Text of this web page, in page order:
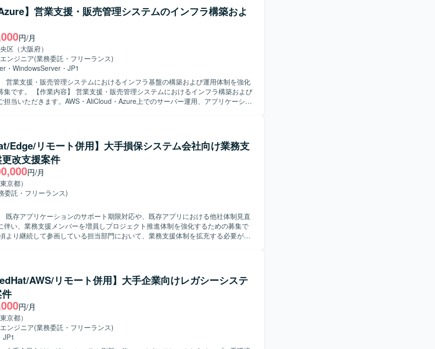
設計書の改変、実装、検証支援も担当します。 【求める人物像】 顧客との
ションを取りながら主体的に推進出来る方を求めています。要件整理から設計、
して関わることができ、クラウド環境でのデータエンジニアリングやネットワー
経験を積むことができます。Google CloudやBigQuery、b-dashなどの最新の技術
、データ基盤構築のスキルを高めていただけます。 【開発環境】 Google
ビス基盤とb-dashを利用した環境で、SQLやPython、MySQLなどを用いてデー
構築します。
】営業支援・販売管理システムのインフラ構築およ
円/月
区（大阪府）
ンジニア(業務委託・フリーランス)
・ WindowsServer ・ JP1
営業支援・販売管理システムにおけるインフラ基盤の構築および運用体制を強化
システムにおけるインフラ構築および
担当いただきます。AWS・AliCloud・Azure上でのサーバー運用、アプリケーショ
極的にチャレンジできる方を求めています。 【ポジションの魅力】 複数の
ットフォーム上でのサーバー運用や監視運用、デプロイ業務を通じて、インフラ
まで一貫した経験を積むことができる環境です。大規模なシステム基盤の運用ノ
の最新技術に触れながらスキルアップを図ることができます。 【開発環境】
、Azure、Windows Server、Microsoft SQL Server、JP1、Grafana、
Git、Terraform、Ansible、PowerShell、GitHub Actionsなどの環境で業務を行い
Edge/リモート併用】大手損保システム会社向け業務支
改支援案件
円/月
京都）
委託・フリーランス)
既存アプリケーションのサポート期限対応や、既存アプリにおける他社体制見直
伴い、業務支援メンバーを増員しプロジェクト推進体制を強化するための募集で
より継続して参画している担当部門において、業務支援体制を拡充する必要があ
ンアップ対応や、現在IEモードで利用しているアプリケーションのEdge対応（モ
ョン）に関する業務支援を行っていただきます。開発業務そのものは担当せず、
や関係者との調整を中心にご対応いただきます。 【求める人物像】 自走し
られる方を求めています。社員代替・社員支援の立場で立ち回りつつ、要件が固
ない状況でも関係者と調整しながら整理・推進できる方が望ましいです。コミュ
能力が高く、主体的に行動できる方にご活躍いただけるポジションです。アプリ
ウェア更改案件、IEモードからEdge化対応案件などの経験をお持ちの方であれ
業務にキャッチアップしていただけます。 【ポジションの魅力】 大規模な
AWS/リモート併用】大手企業向けレガシーシステ
円/月
京都）
ンジニア(業務委託・フリーランス)
JP1